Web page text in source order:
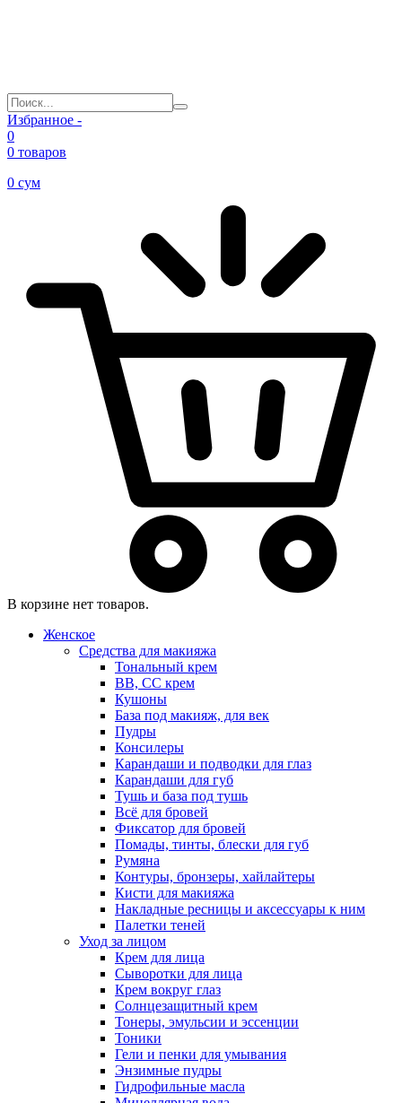
Избранное -
0
0 товаров
0 сум
В корзине нет товаров.
Женское
Средства для макияжа
Тональный крем
BB, CC крем
Кушоны
База под макияж, для век
Пудры
Консилеры
Карандаши и подводки для глаз
Карандаши для губ
Тушь и база под тушь
Всё для бровей
Фиксатор для бровей
Помады, тинты, блески для губ
Румяна
Контуры, бронзеры, хайлайтеры
Кисти для макияжа
Накладные ресницы и аксессуары к ним
Палетки теней
Уход за лицом
Крем для лица
Сыворотки для лица
Крем вокруг глаз
Солнцезащитный крем
Тонеры, эмульсии и эссенции
Тоники
Гели и пенки для умывания
Энзимные пудры
Гидрофильные масла